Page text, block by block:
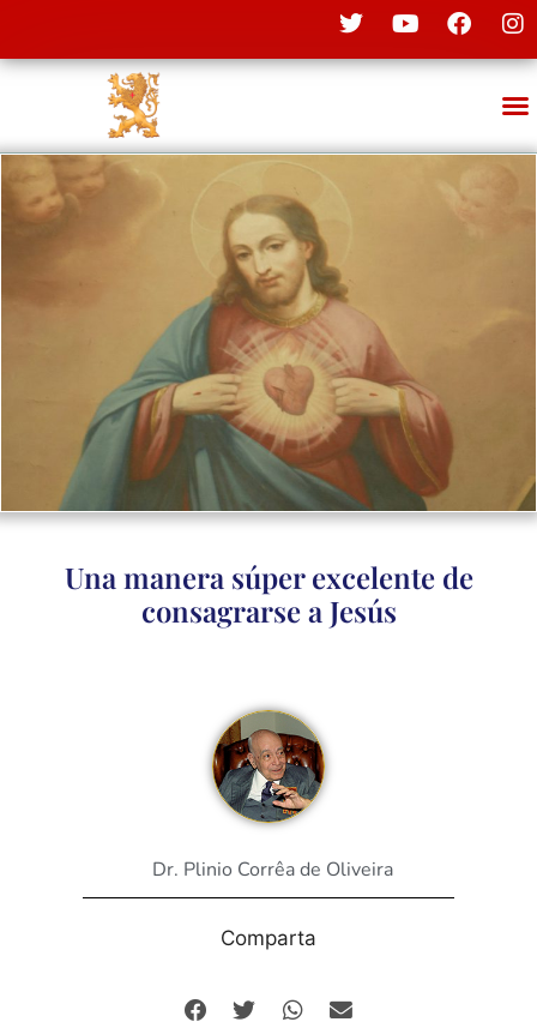
Una manera súper excelente de
consagrarse a Jesús
Dr. Plinio Corrêa de Oliveira
Comparta